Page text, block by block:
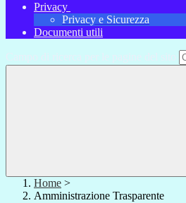
Privacy
Privacy e Sicurezza
Documenti utili
Campo di ricerca per le pagine del sito
Home >
Amministrazione Trasparente